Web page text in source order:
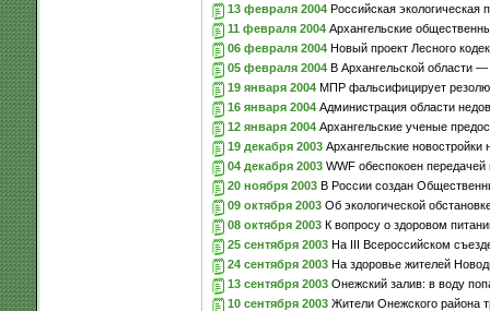
13 февраля 2004Российская экологическая
11 февраля 2004Архангельские
06 февраля 2004Новый проект Лесного
05 февраля 2004В Архангельской области —
19 января 2004МПР фальсифицирует
16 января 2004Администрация области
12 января 2004Архангельские ученые
19 декабря 2003Архангельские новостройки
04 декабря 2003WWF обеспокоен передачей
20 ноября 2003В России создан
09 октября 2003Об экологической
08 октября 2003К вопросу о здоровом
25 сентября 2003На III Всероссийском
24 сентября 2003На здоровье жителей
13 сентября 2003Онежский залив: в воду
10 сентября 2003Жители Онежского района